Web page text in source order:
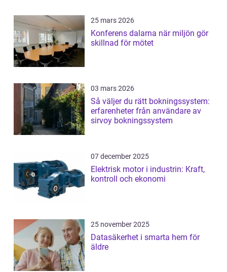
25 mars 2026
Konferens dalarna när miljön gör
skillnad för mötet
03 mars 2026
Så väljer du rätt bokningssystem:
erfarenheter från användare av
sirvoy bokningssystem
07 december 2025
Elektrisk motor i industrin: Kraft,
kontroll och ekonomi
25 november 2025
Datasäkerhet i smarta hem för
äldre